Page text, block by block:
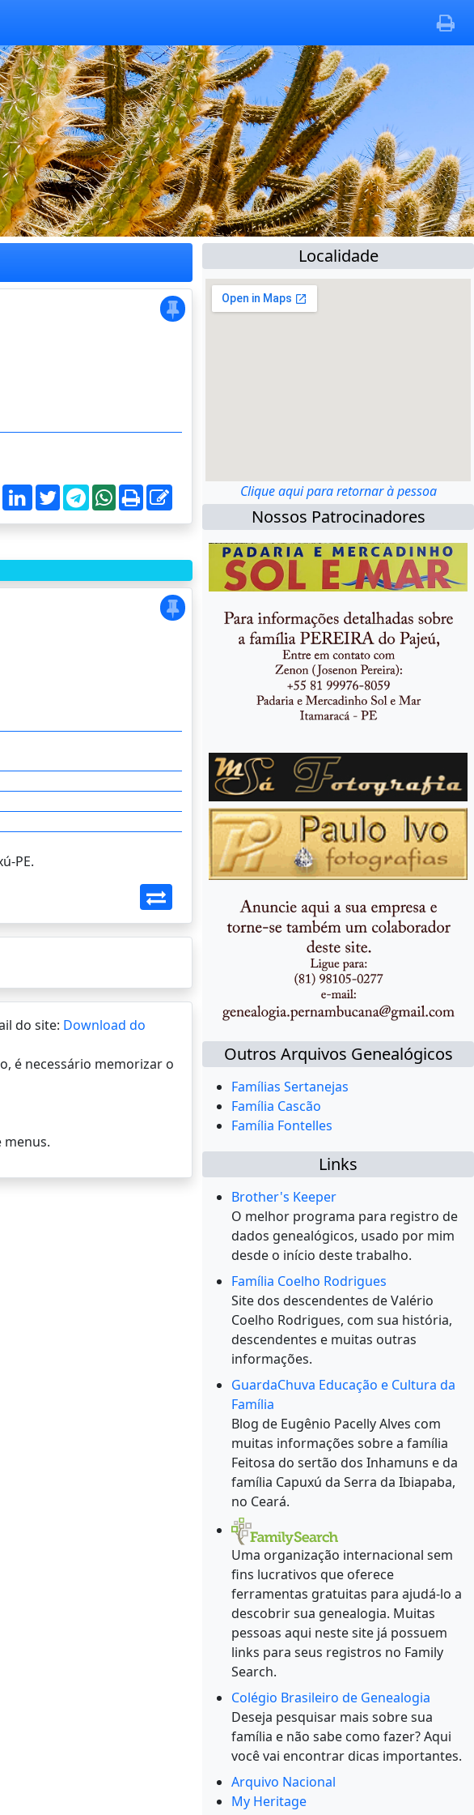
PE.
do site: Download do
é necessário memorizar o
menus.
Localidade
Clique aqui para retornar à pessoa
Nossos Patrocinadores
Outros Arquivos Genealógicos
Famílias Sertanejas
Família Cascão
Família Fontelles
Links
Brother's Keeper
O melhor programa para registro de
dados genealógicos, usado por mim
desde o início deste trabalho.
Família Coelho Rodrigues
Site dos descendentes de Valério
Coelho Rodrigues, com sua história,
descendentes e muitas outras
informações.
GuardaChuva Educação e Cultura da
Família
Blog de Eugênio Pacelly Alves com
muitas informações sobre a família
Feitosa do sertão dos Inhamuns e da
família Capuxú da Serra da Ibiapaba,
no Ceará.
Uma organização internacional sem
fins lucrativos que oferece
ferramentas gratuitas para ajudá-lo a
descobrir sua genealogia. Muitas
pessoas aqui neste site já possuem
links para seus registros no Family
Search.
Colégio Brasileiro de Genealogia
Deseja pesquisar mais sobre sua
família e não sabe como fazer? Aqui
você vai encontrar dicas importantes.
Arquivo Nacional
My Heritage